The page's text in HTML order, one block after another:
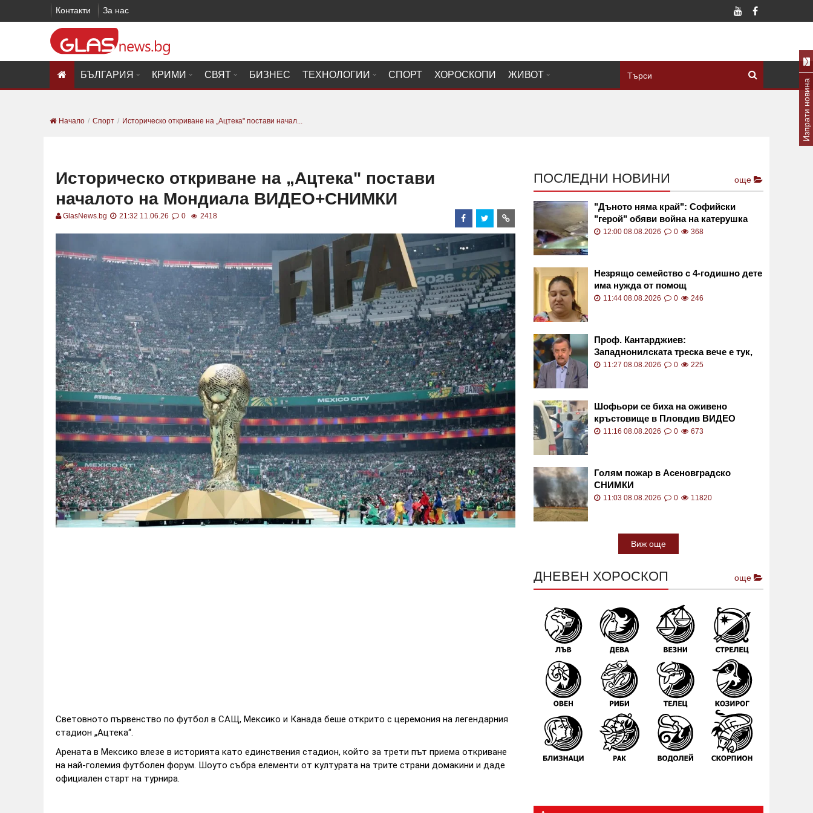
Контакти За нас
БЪЛГАРИЯ КРИМИ СВЯТ БИЗНЕС ТЕХНОЛОГИИ СПОРТ ХОРОСКОПИ ЖИВОТ
Начало Спорт Историческо откриване на „Ацтека" постави начал...
Историческо откриване на „Ацтека" постави
началото на Мондиала ВИДЕО+СНИМКИ
GlasNews.bg 21:32 11.06.26 0 2418
Световното първенство по футбол в САЩ, Мексико и Канада беше открито с церемония на легендарния
стадион „Ацтека“.
Арената в Мексико влезе в историята като единствения стадион, който за трети път приема откриване
на най-големия футболен форум. Шоуто събра елементи от културата на трите страни домакини и даде
официален старт на турнира.
ПОСЛЕДНИ НОВИНИ още
"Дъното няма край": Софийски
"герой" обяви война на катерушка
ВИДЕО
12:00 08.08.2026 0 368
Незрящо семейство с 4-годишно дете
има нужда от помощ
11:44 08.08.2026 0 246
Проф. Кантарджиев:
Западнонилската треска вече е тук,
пазете се от комарите
11:27 08.08.2026 0 225
Шофьори се биха на оживено
кръстовище в Пловдив ВИДЕО
11:16 08.08.2026 0 673
Голям пожар в Асеновградско
СНИМКИ
11:03 08.08.2026 0 11820
Виж още
ДНЕВЕН ХОРОСКОП още
Изпрати новина